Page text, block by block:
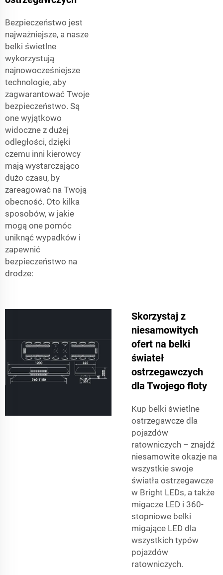
Bezpieczeństwo jest
najważniejsze, a nasze
belki świetlne
wykorzystują
najnowocześniejsze
technologie, aby
zagwarantować Twoje
bezpieczeństwo. Są
one wyjątkowo
widoczne z dużej
odległości, dzięki
czemu inni kierowcy
mają wystarczająco
dużo czasu, by
zareagować na Twoją
obecność. Oto kilka
sposobów, w jakie
mogą one pomóc
uniknąć wypadków i
zapewnić
bezpieczeństwo na
drodze:
Skorzystaj z
niesamowitych
ofert na belki
świateł
ostrzegawczych
dla Twojego floty
Kup belki świetlne
ostrzegawcze dla
pojazdów
ratowniczych – znajdź
niesamowite okazje na
wszystkie swoje
światła ostrzegawcze
w Bright LEDs, a także
migacze LED i 360-
stopniowe belki
migające LED dla
wszystkich typów
pojazdów
ratowniczych.